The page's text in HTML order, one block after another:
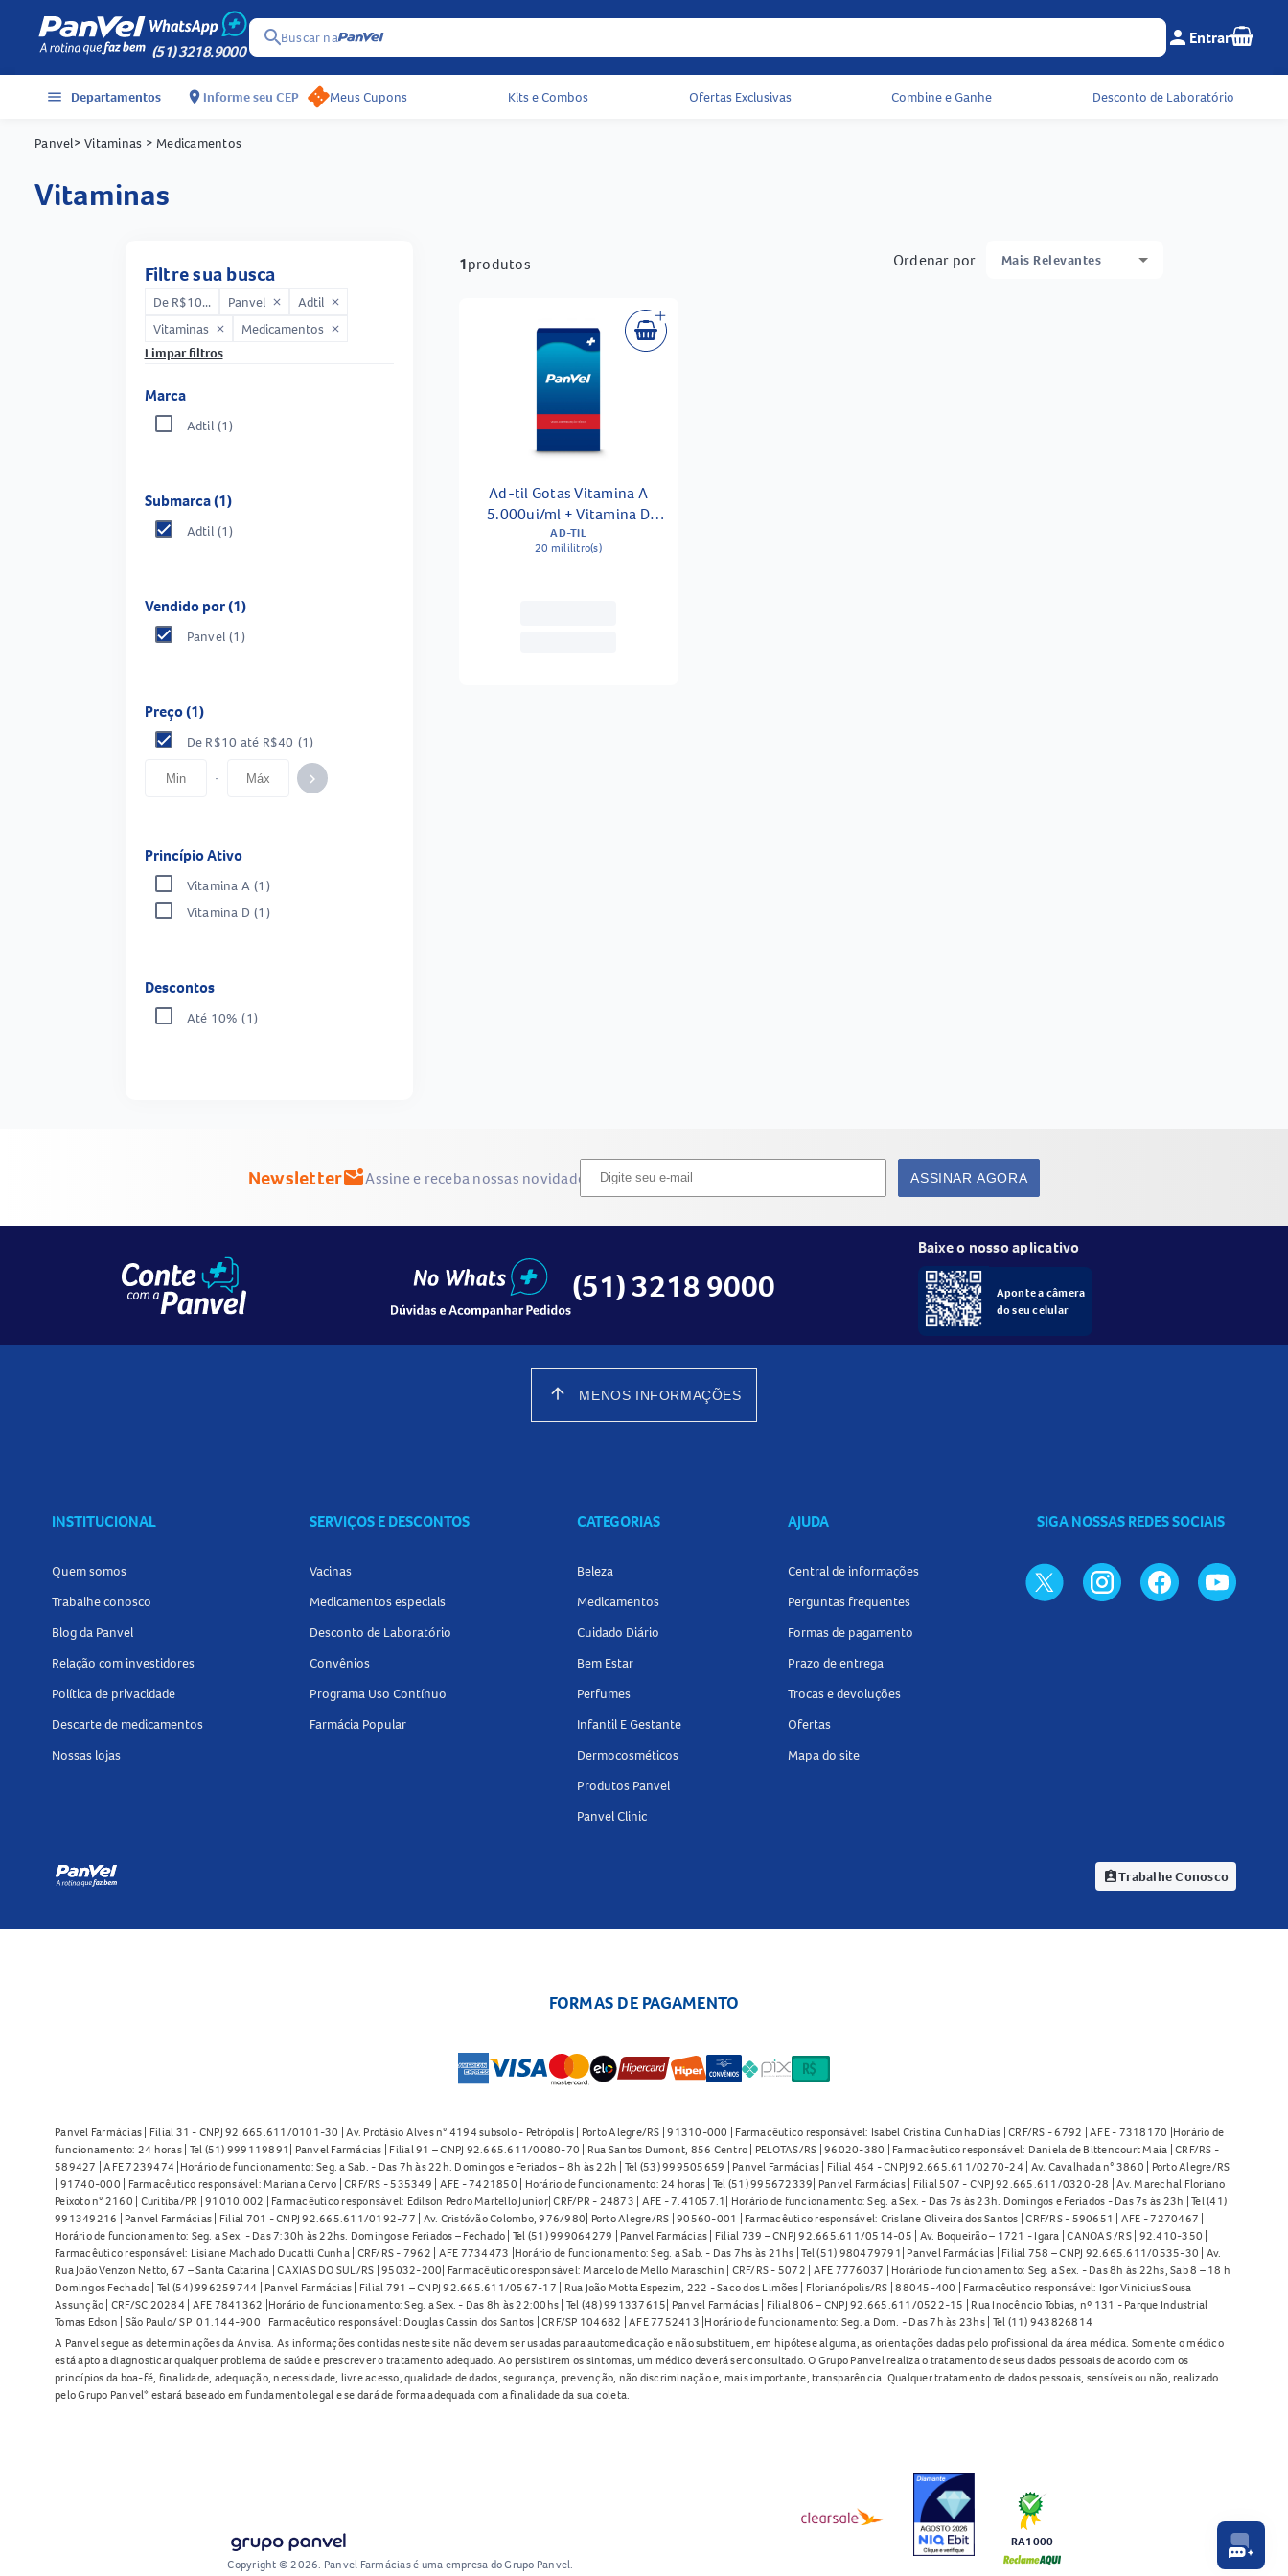
(51) 3218.9000
searchBuscar na Menu do cliente e
person Entrar Seu
Acessos rápidos do cabeçalho
menu Departamentos location_on Informe seu CEP Meus Cupons Kits e Combos Ofertas Exclusivas Combine e Ganhe Desconto de Laboratório
Panvel> Vitaminas > Medicamentos
vitaminas
Filtre sua busca
De R$10... Panvel close Adtil close
Vitaminas close Medicamentos close
Limpar filtros
Marca
Adtil (1)
Submarca (1)
Adtil (1)
Vendido por (1)
Panvel (1)
Preço (1)
De R$10 até R$40 (1)
- keyboard_arrow_right
Princípio Ativo
Vitamina A (1)
Vitamina D (1)
Descontos
Até 10% (1)
1produtos Ordenar por Mais Relevantes
Ad-til Gotas Vitamina A
5.000ui/ml + Vitamina D
1000ui/ml Solução 20ml
AD-TIL
20 mililitro(s)
Newslettermark_email_unreadAssine e receba nossas novidades ASSINAR AGORA
(51) 3218 9000
Baixe o nosso aplicativo
Aponte a câmera
do seu celular
arrow_upward MENOS INFORMAÇÕES
INSTITUCIONAL
Quem somos
Trabalhe conosco
Blog da Panvel
Relação com investidores
Política de privacidade
Descarte de medicamentos
Nossas lojas
SERVIÇOS E DESCONTOS
Vacinas
Medicamentos especiais
Desconto de Laboratório
Convênios
Programa Uso Contínuo
Farmácia Popular
CATEGORIAS
Beleza
Medicamentos
Cuidado Diário
Bem Estar
Perfumes
Infantil E Gestante
Dermocosméticos
Produtos Panvel
Panvel Clinic
AJUDA
Central de informações
Perguntas frequentes
Formas de pagamento
Prazo de entrega
Trocas e devoluções
Ofertas
Mapa do site
SIGA NOSSAS REDES SOCIAIS
assignment_indTrabalhe Conosco
FORMAS DE PAGAMENTO
Panvel Farmácias | Filial 31 - CNPJ 92.665.611/0101-30 | Av. Protásio Alves n° 4194 subsolo - Petrópolis | Porto Alegre/RS | 91310-000 | Farmacêutico responsável: Isabel Cristina Cunha Dias | CRF/RS - 6792 | AFE - 7318170 |Horário de
funcionamento: 24 horas | Tel (51) 999119891| Panvel Farmácias | Filial 91 – CNPJ 92.665.611/0080-70 | Rua Santos Dumont, 856 Centro | PELOTAS/RS | 96020-380 | Farmacêutico responsável: Daniela de Bittencourt Maia | CRF/RS -
589427 | AFE 7239474 |Horário de funcionamento: Seg. a Sab. - Das 7h às 22h. Domingos e Feriados – 8h às 22h | Tel (53) 999505659 | Panvel Farmácias | Filial 464 - CNPJ 92.665.611/0270-24 | Av. Cavalhada n° 3860 | Porto Alegre/RS
| 91740-000 | Farmacêutico responsável: Mariana Cervo | CRF/RS - 535349 | AFE - 7421850 | Horário de funcionamento: 24 horas | Tel (51) 995672339| Panvel Farmácias | Filial 507 - CNPJ 92.665.611/0320-28 | Av. Marechal Floriano
Peixoto n° 2160 | Curitiba/PR | 91010.002 | Farmacêutico responsável: Edilson Pedro Martello Junior| CRF/PR - 24873 | AFE - 7.41057.1| Horário de funcionamento: Seg. a Sex. - Das 7s às 23h. Domingos e Feriados - Das 7s às 23h | Tel (41)
991349216 | Panvel Farmácias | Filial 701 - CNPJ 92.665.611/0192-77 | Av. Cristóvão Colombo, 976/980| Porto Alegre/RS | 90560-001 | Farmacêutico responsável: Crislane Oliveira dos Santos | CRF/RS - 590651 | AFE - 7270467 |
Horário de funcionamento: Seg. a Sex. - Das 7:30h às 22hs. Domingos e Feriados – Fechado | Tel (51) 999064279 | Panvel Farmácias | Filial 739 – CNPJ 92.665.611/0514-05 | Av. Boqueirão – 1721 - Igara | CANOAS /RS | 92.410-350 |
Farmacêutico responsável: Lisiane Machado Ducatti Cunha | CRF/RS - 7962 | AFE 7734473 |Horário de funcionamento: Seg. a Sab. - Das 7hs às 21hs | Tel (51) 980479791| Panvel Farmácias | Filial 758 – CNPJ 92.665.611/0535-30 | Av.
Rua João Venzon Netto, 67 – Santa Catarina | CAXIAS DO SUL/RS | 95032-200| Farmacêutico responsável: Marcelo de Mello Maraschin | CRF/RS - 5072 | AFE 7776037 | Horário de funcionamento: Seg. a Sex. - Das 8h às 22hs, Sab 8 – 18 h
Domingos Fechado | Tel (54) 996259744 | Panvel Farmácias | Filial 791 – CNPJ 92.665.611/0567-17 | Rua João Motta Espezim, 222 - Saco dos Limões | Florianópolis/RS | 88045-400 | Farmacêutico responsável: Igor Vinicius Sousa
Assunção | CRF/SC 20284 | AFE 7841362 |Horário de funcionamento: Seg. a Sex. - Das 8h às 22:00hs | Tel (48) 991337615| Panvel Farmácias | Filial 806 – CNPJ 92.665.611/0522-15 | Rua Inocêncio Tobias, nº 131 - Parque Industrial
Tomas Edson | São Paulo/ SP |01.144-900 | Farmacêutico responsável: Douglas Cassin dos Santos | CRF/SP 104682 | AFE 7752413 |Horário de funcionamento: Seg. a Dom. - Das 7h às 23hs | Tel (11) 943826814
A Panvel segue as determinações da Anvisa. As informações contidas neste site não devem ser usadas para automedicação e não substituem, em hipótese alguma, as orientações dadas pelo profissional da área médica. Somente o médico
está apto a diagnosticar qualquer problema de saúde e prescrever o tratamento adequado. Ao persistirem os sintomas, um médico deverá ser consultado. O Grupo Panvel realiza o tratamento de seus dados pessoais de acordo com os
princípios da boa-fé, finalidade, adequação, necessidade, livre acesso, qualidade de dados, segurança, prevenção, não discriminação e, mais importante, transparência. Qualquer tratamento de dados pessoais, sensíveis ou não, realizado
pelo Grupo Panvel* estará baseado em fundamento legal e se dará de forma adequada com a finalidade da sua coleta.
Copyright © 2026. Panvel Farmácias é uma empresa do Grupo Panvel.
RA1000